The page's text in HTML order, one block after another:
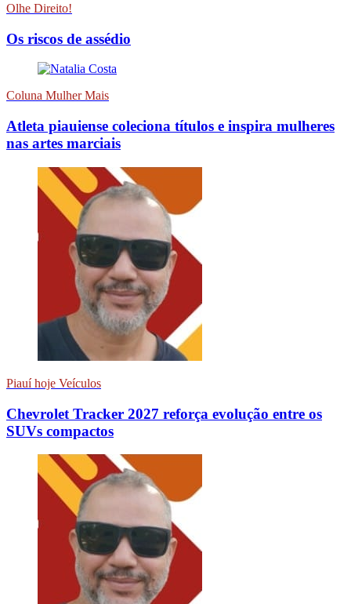
Olhe Direito!
Os riscos de assédio
Coluna Mulher Mais
Atleta piauiense coleciona títulos e inspira mulheres
nas artes marciais
Piauí hoje Veículos
Chevrolet Tracker 2027 reforça evolução entre os
SUVs compactos